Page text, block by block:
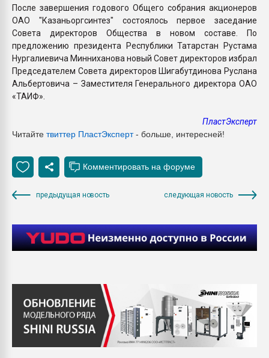
После завершения годового Общего собрания акционеров
ОАО "Казаньоргсинтез" состоялось первое заседание
Совета директоров Общества в новом составе. По
предложению президента Республики Татарстан Рустама
Нургалиевича Минниханова новый Совет директоров избрал
Председателем Совета директоров Шигабутдинова Руслана
Альбертовича – Заместителя Генерального директора ОАО
«ТАИФ».
ПластЭксперт
Читайте твиттер ПластЭксперт- больше, интересней!
предыдущая новость следующая новость